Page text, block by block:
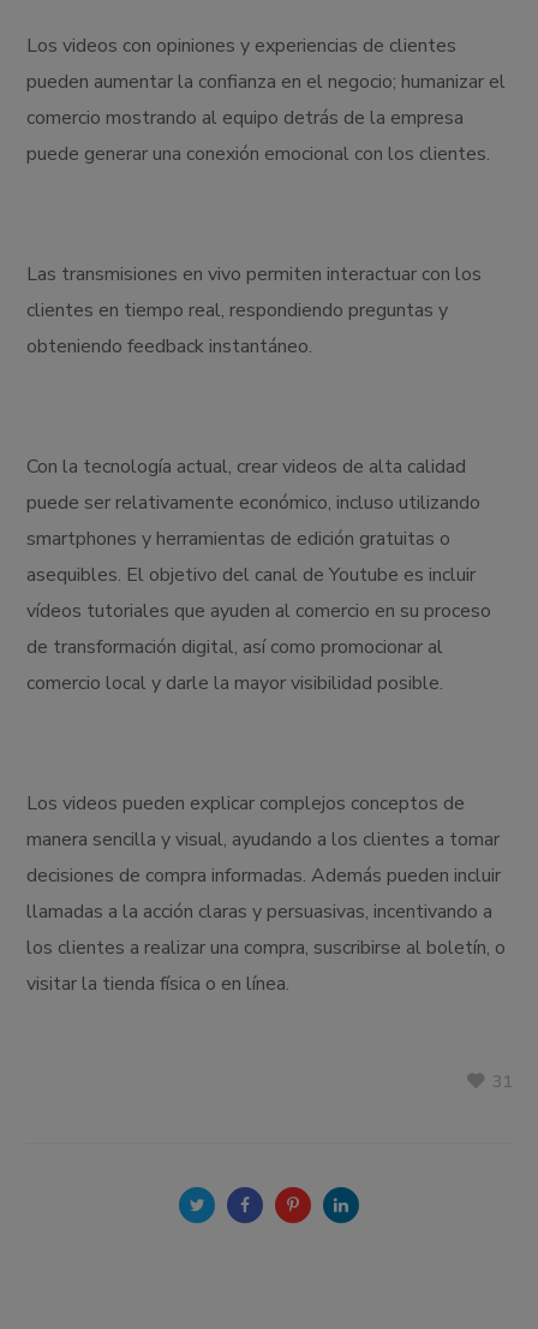
Los videos con opiniones y experiencias de clientes
pueden aumentar la confianza en el negocio; humanizar el
comercio mostrando al equipo detrás de la empresa
puede generar una conexión emocional con los clientes.
Las transmisiones en vivo permiten interactuar con los
clientes en tiempo real, respondiendo preguntas y
obteniendo feedback instantáneo.
Con la tecnología actual, crear videos de alta calidad
puede ser relativamente económico, incluso utilizando
smartphones y herramientas de edición gratuitas o
asequibles. El objetivo del canal de Youtube es incluir
vídeos tutoriales que ayuden al comercio en su proceso
de transformación digital, así como promocionar al
comercio local y darle la mayor visibilidad posible.
Los videos pueden explicar complejos conceptos de
manera sencilla y visual, ayudando a los clientes a tomar
decisiones de compra informadas. Además pueden incluir
llamadas a la acción claras y persuasivas, incentivando a
los clientes a realizar una compra, suscribirse al boletín, o
visitar la tienda física o en línea.
31